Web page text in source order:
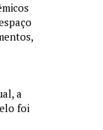
a
foi